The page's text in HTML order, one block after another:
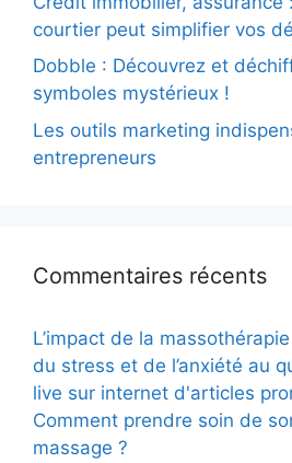
courtier peut simplifier vos
Dobble : Découvrez et
symboles mystérieux !
Les outils marketing
entrepreneurs
Commentaires récents
L’impact de la
du stress et de l’anxiété au
live sur internet d'articles
Comment prendre soin de
massage ?